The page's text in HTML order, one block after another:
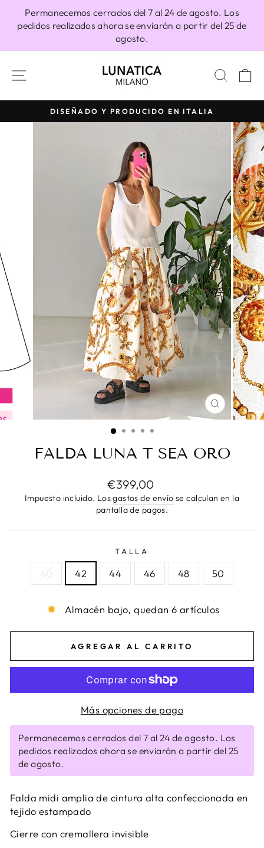
directamente
Permanecemos cerrados del 7 al 24 de agosto. Los
pedidos realizados ahora se enviarán a partir del 25 de
agosto.
NAVEGACIÓN
diapositivas
pausa
DISEÑADO Y PRODUCIDO EN ITALIA
CERRAR
(ESC)
FALDA LUNA T SEA ORO
Precio
habitual
€399,00
Impuesto incluido. Losgastos de envío se calculan en la
pantalla de pagos.
TALLA
40 42 44 46 48 50
Almacén bajo, quedan 6 artículos
AGREGAR AL CARRITO
Más opciones de pago
Permanecemos cerrados del 7 al 24 de agosto. Los
pedidos realizados ahora se enviarán a partir del 25
de agosto.
Falda midi amplia de cintura alta confeccionada en
tejido estampado
Cierre con cremallera invisible